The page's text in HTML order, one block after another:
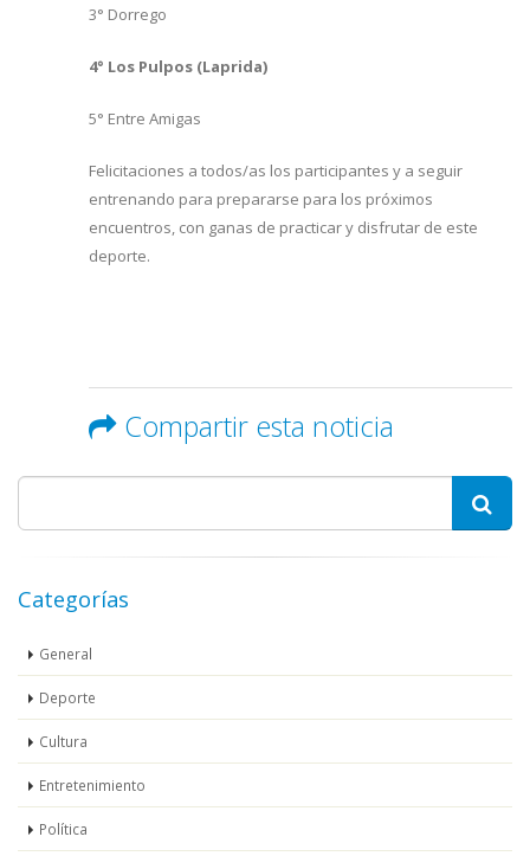
3° Dorrego
4° Los Pulpos (Laprida)
5° Entre Amigas
Felicitaciones a todos/as los participantes y a seguir
entrenando para prepararse para los próximos
encuentros, con ganas de practicar y disfrutar de este
deporte.
Compartir esta noticia
Categorías
General
Deporte
Cultura
Entretenimiento
Política